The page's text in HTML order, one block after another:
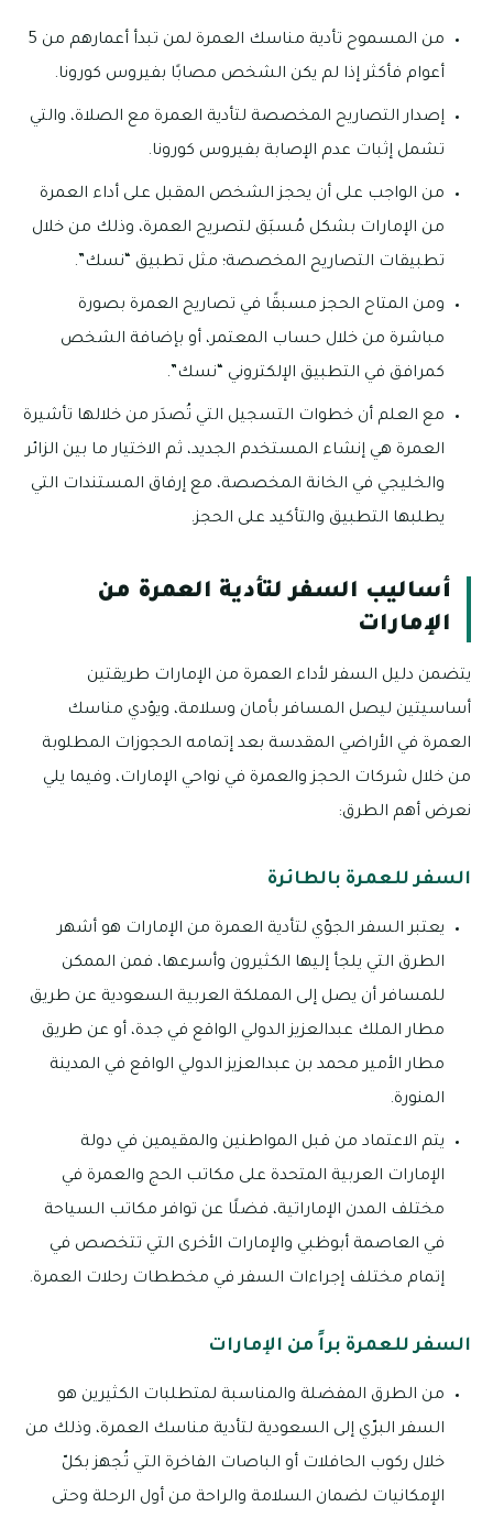
من المسموح تأدية مناسك العمرة لمن تبدأ أعمارهم من 5
أعوام فأكثر إذا لم يكن الشخص مصابًا بفيروس كورونا.
إصدار التصاريح المخصصة لتأدية العمرة مع الصلاة، والتي
تشمل إثبات عدم الإصابة بفيروس كورونا.
من الواجب على أن يحجز الشخص المقبل على أداء العمرة
من الإمارات بشكل مُسبَق لتصريح العمرة، وذلك من خلال
تطبيقات التصاريح المخصصة؛ مثل تطبيق “نسك”.
ومن المتاح الحجز مسبقًا في تصاريح العمرة بصورة
مباشرة من خلال حساب المعتمر، أو بإضافة الشخص
كمرافق في التطبيق الإلكتروني “نسك”.
مع العلم أن خطوات التسجيل التي تُصدَر من خلالها تأشيرة
العمرة هي إنشاء المستخدم الجديد، ثم الاختيار ما بين الزائر
والخليجي في الخانة المخصصة، مع إرفاق المستندات التي
يطلبها التطبيق والتأكيد على الحجز.
أساليب السفر لتأدية العمرة من
الإمارات
يتضمن دليل السفر لأداء العمرة من الإمارات طريقتين
أساسيتين ليصل المسافر بأمان وسلامة، ويؤدي مناسك
العمرة في الأراضي المقدسة بعد إتمامه الحجوزات المطلوبة
من خلال شركات الحجز والعمرة في نواحي الإمارات، وفيما يلي
نعرض أهم الطرق:
السفر للعمرة بالطائرة
يعتبر السفر الجوّي لتأدية العمرة من الإمارات هو أشهر
الطرق التي يلجأ إليها الكثيرون وأسرعها، فمن الممكن
للمسافر أن يصل إلى المملكة العربية السعودية عن طريق
مطار الملك عبدالعزيز الدولي الواقع في جدة، أو عن طريق
مطار الأمير محمد بن عبدالعزيز الدولي الواقع في المدينة
المنورة.
يتم الاعتماد من قبل المواطنين والمقيمين في دولة
الإمارات العربية المتحدة على مكاتب الحج والعمرة في
مختلف المدن الإماراتية، فضلًا عن توافر مكاتب السياحة
في العاصمة أبوظبي والإمارات الأخرى التي تتخصص في
إتمام مختلف إجراءات السفر في مخططات رحلات العمرة.
السفر للعمرة براً من الإمارات
من الطرق المفضلة والمناسبة لمتطلبات الكثيرين هو
السفر البرّي إلى السعودية لتأدية مناسك العمرة، وذلك من
خلال ركوب الحافلات أو الباصات الفاخرة التي تُجهز بكلّ
الإمكانيات لضمان السلامة والراحة من أول الرحلة وحتى